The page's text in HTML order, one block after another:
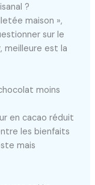
?
maison »,
sur le
meilleure est la
moins
en cacao réduit
les bienfaits
mais